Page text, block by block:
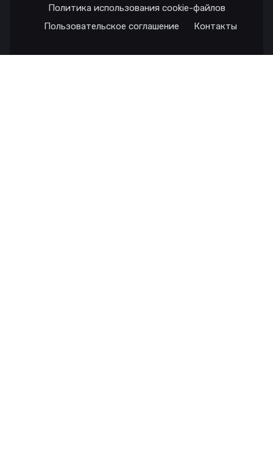
Политика использования cookie-файлов
Пользовательское соглашение
Контакты